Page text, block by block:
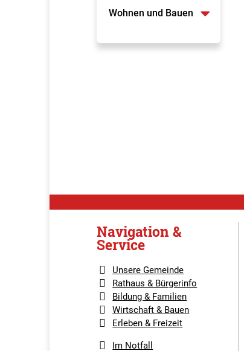
Wohnen und Bauen
Navigation &
Service
Unsere Gemeinde
Rathaus & Bürgerinfo
Bildung & Familien
Wirtschaft & Bauen
Erleben & Freizeit
Im Notfall